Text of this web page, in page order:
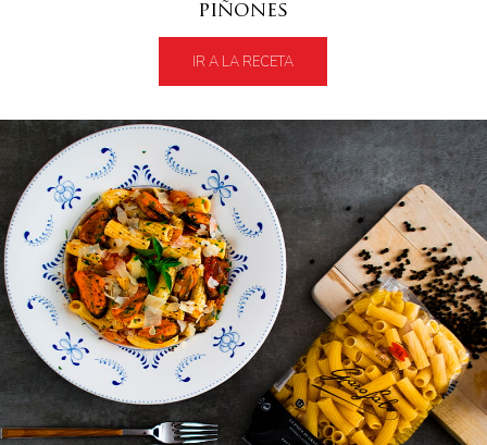
piñones
IR A LA RECETA